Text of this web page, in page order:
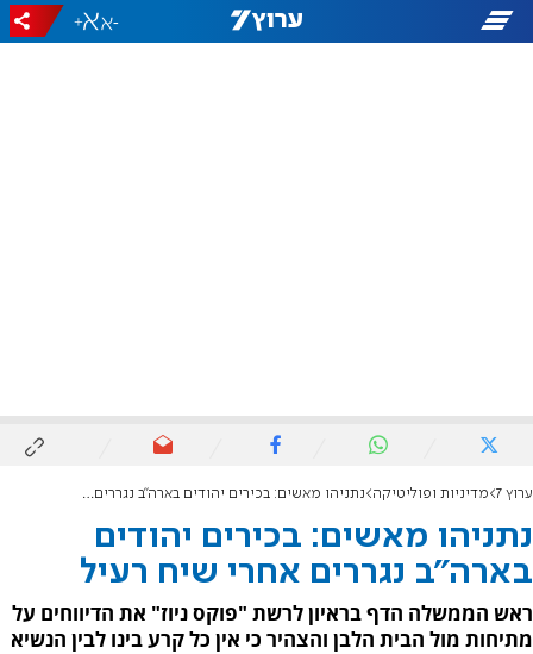
-
+
ערוץ 7 מדיניות ופוליטיקה נתניהו מאשים: בכירים יהודים בארה"ב נגררים אחרי שיח רעיל
נתניהו מאשים: בכירים יהודים
בארה"ב נגררים אחרי שיח רעיל
ראש הממשלה הדף בראיון לרשת "פוקס ניוז" את הדיווחים על
מתיחות מול הבית הלבן והצהיר כי אין כל קרע בינו לבין הנשיא